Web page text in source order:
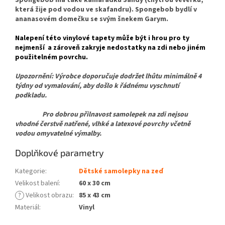
která žije pod vodou ve skafandru). Spongebob bydlí v
ananasovém domečku se svým šnekem Garym.
Nalepení této vinylové tapety může být i hrou pro ty
nejmenší a zároveň zakryje nedostatky na zdi nebo jiném
použitelném povrchu.
Upozornění: Výrobce doporučuje dodržet lhůtu minimálně 4
týdny od vymalování, aby došlo k řádnému vyschnutí
podkladu.
Pro dobrou přilnavost samolepek na zdi nejsou
vhodné čerstvě natřené, vlhké a latexové povrchy včetně
vodou omyvatelné výmalby.
Doplňkové parametry
Kategorie:
Dětské samolepky na zeď
Velikost balení:
60 x 30 cm
? Velikost obrazu: 85 x 43 cm
Materiál: Vinyl